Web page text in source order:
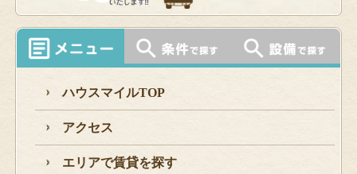
ハウスマイルTOP
アクセス
エリアで賃貸を探す